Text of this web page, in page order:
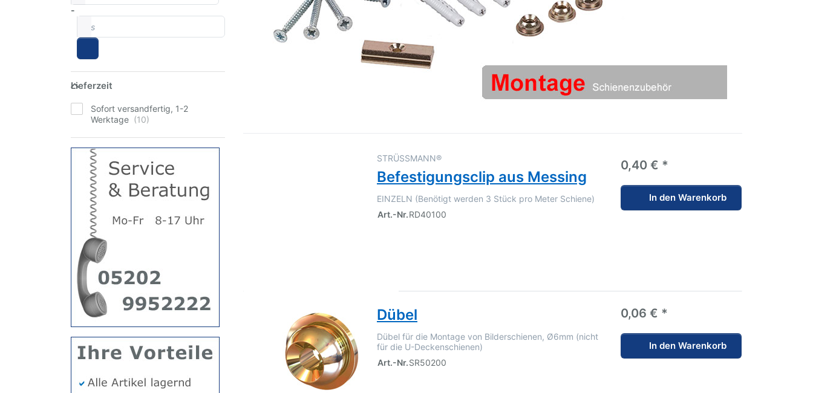
-
Lieferzeit
Lieferzeit
Sofort versandfertig, 1-2
Werktage
STRÜSSMANN®
Befestigungsclip aus Messing
EINZELN (Benötigt werden 3 Stück pro Meter Schiene)
Art.-Nr.RD40100
0,40 € *
In den Warenkorb
Dübel
Dübel für die Montage von Bilderschienen, Ø6mm (nicht
für die U-Deckenschienen)
Art.-Nr.SR50200
0,06 € *
In den Warenkorb